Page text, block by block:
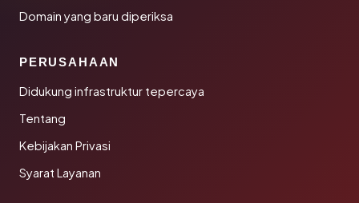
Domain yang baru diperiksa
PERUSAHAAN
Didukung infrastruktur tepercaya
Tentang
Kebijakan Privasi
Syarat Layanan